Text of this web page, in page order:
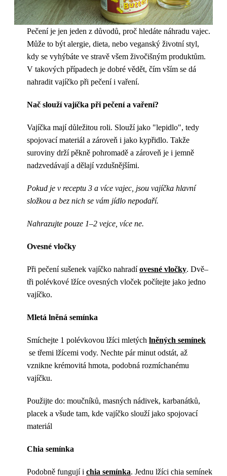
Pečení je jen jeden z důvodů, proč hledáte náhradu vajec.
Může to být alergie, dieta, nebo veganský životní styl,
kdy se vyhýbáte ve stravě všem živočišným produktům.
V takových případech je dobré vědět, čím vším se dá
nahradit vajíčko při pečení i vaření.
Nač slouží vajíčka při pečení a vaření?
Vajíčka mají důležitou roli. Slouží jako "lepidlo", tedy
spojovací materiál a zároveň i jako kypřidlo. Takže
suroviny drží pěkně pohromadě a zároveň je i jemně
nadzvedávají a dělají vzdušnějšími.
Pokud je v receptu 3 a více vajec, jsou vajíčka hlavní
složkou a bez nich se vám jídlo nepodaří.
Nahrazujte pouze 1–2 vejce, více ne.
Ovesné vločky
Při pečení sušenek vajíčko nahradí ovesné vločky. Dvě–
tři polévkové lžíce ovesných vloček počítejte jako jedno
vajíčko.
Mletá lněná semínka
Smíchejte 1 polévkovou lžíci mletých lněných semínek
se třemi lžícemi vody. Nechte pár minut odstát, až
vznikne krémovitá hmota, podobná rozmíchanému
vajíčku.
Použijte do: moučníků, masných nádivek, karbanátků,
placek a všude tam, kde vajíčko slouží jako spojovací
materiál
Chia semínka
Podobně fungují i chia semínka. Jednu lžíci chia semínek